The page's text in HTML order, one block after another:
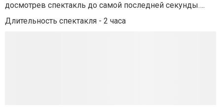
досмотрев спектакль до самой последней секунды….
Длительность спектакля - 2 часа